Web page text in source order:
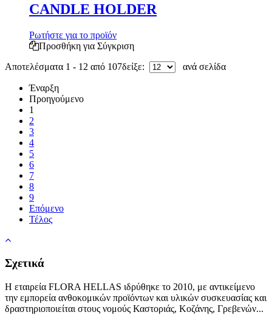
CANDLE HOLDER
Ρωτήστε για το προϊόν
Προσθήκη για Σύγκριση
Αποτελέσματα 1 - 12 από 107δείξε: ανά σελίδα
Έναρξη
Προηγούμενο
1
2
3
4
5
6
7
8
9
Επόμενο
Τέλος
Σχετικά
Η εταιρεία FLORA HELLAS ιδρύθηκε το 2010, με αντικείμενο
την εμπορεία ανθοκομικών προϊόντων και υλικών συσκευασίας και
δραστηριοποιείται στους νομούς Καστοριάς, Κοζάνης, Γρεβενών...